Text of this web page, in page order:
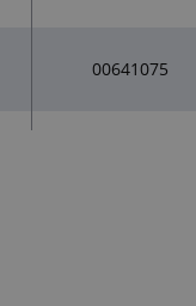
00641075